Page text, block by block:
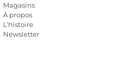
Magasins
À propos
L’histoire
Newsletter